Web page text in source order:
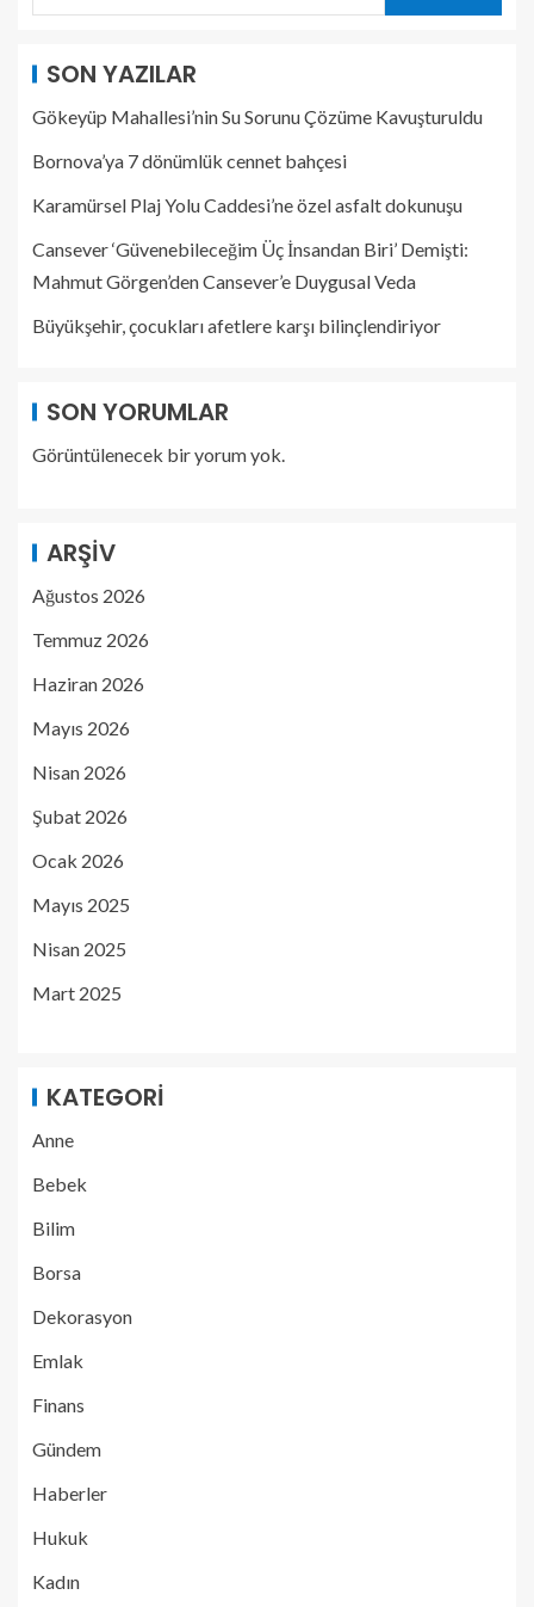
SON YAZILAR
Gökeyüp Mahallesi’nin Su Sorunu Çözüme Kavuşturuldu
Bornova’ya 7 dönümlük cennet bahçesi
Karamürsel Plaj Yolu Caddesi’ne özel asfalt dokunuşu
Cansever ‘Güvenebileceğim Üç İnsandan Biri’ Demişti:
Mahmut Görgen’den Cansever’e Duygusal Veda
Büyükşehir, çocukları afetlere karşı bilinçlendiriyor
SON YORUMLAR
Görüntülenecek bir yorum yok.
ARŞIV
Ağustos 2026
Temmuz 2026
Haziran 2026
Mayıs 2026
Nisan 2026
Şubat 2026
Ocak 2026
Mayıs 2025
Nisan 2025
Mart 2025
KATEGORI
Anne
Bebek
Bilim
Borsa
Dekorasyon
Emlak
Finans
Gündem
Haberler
Hukuk
Kadın